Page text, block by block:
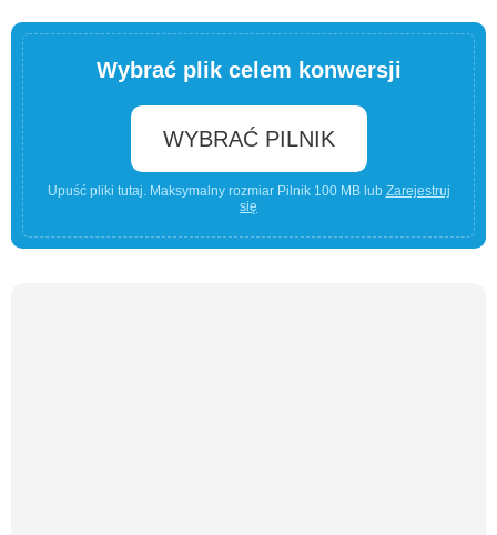
Wybrać plik celem konwersji
WYBRAĆ PILNIK
Upuść pliki tutaj. Maksymalny rozmiar Pilnik 100 MB lub Zarejestruj
się